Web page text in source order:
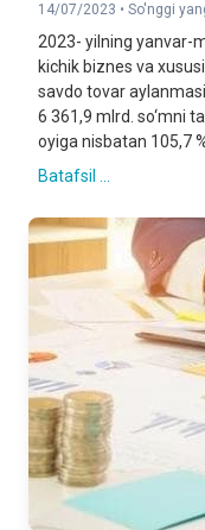
14/07/2023 • So'nggi
2023- yilning yanvar-
kichik biznes va
savdo tovar
6 361,9 mlrd. so‘mni
oyiga nisbatan 105,7
Batafsil ...